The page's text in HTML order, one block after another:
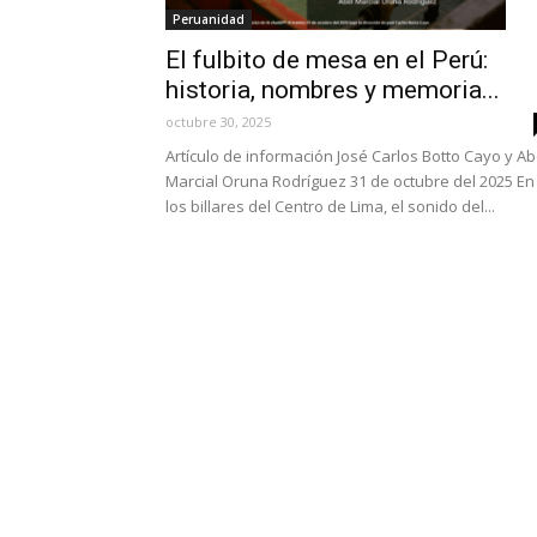
Peruanidad
El fulbito de mesa en el Perú:
historia, nombres y memoria...
octubre 30, 2025
Artículo de información José Carlos Botto Cayo y
Marcial Oruna Rodríguez 31 de octubre del 2025 En
los billares del Centro de Lima, el sonido del...